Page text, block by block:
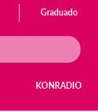
Graduado
KONRADIO